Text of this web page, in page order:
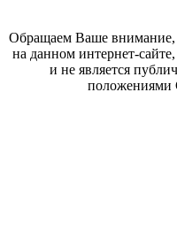
Обращаем Ваше внимание,
на данном интернет-
и не является
положениями